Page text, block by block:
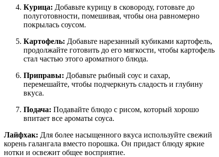
Курица: Добавьте курицу в сковороду, готовьте до
полуготовности, помешивая, чтобы она равномерно
покрылась соусом.
Картофель: Добавьте нарезанный кубиками картофель,
продолжайте готовить до его мягкости, чтобы картофель
стал частью этого ароматного блюда.
Приправы: Добавьте рыбный соус и сахар,
перемешайте, чтобы подчеркнуть сладость и глубину
вкуса.
Подача: Подавайте блюдо с рисом, который хорошо
впитает все ароматы соуса.
Лайфхак: Для более насыщенного вкуса используйте свежий
корень галангала вместо порошка. Он придаст блюду яркие
нотки и освежит общее восприятие.